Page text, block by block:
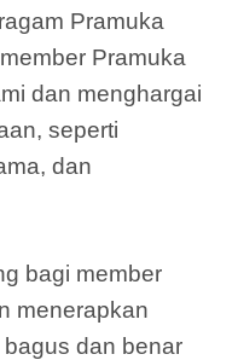
Pramuka
Pramuka
dan menghargai
seperti
dan
bagi member
menerapkan
dan benar